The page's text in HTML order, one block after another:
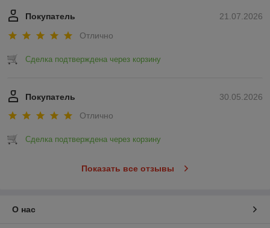
21.07.2026
Покупатель
Отлично
Сделка подтверждена через корзину
30.05.2026
Покупатель
Отлично
Сделка подтверждена через корзину
Показать все отзывы
О нас